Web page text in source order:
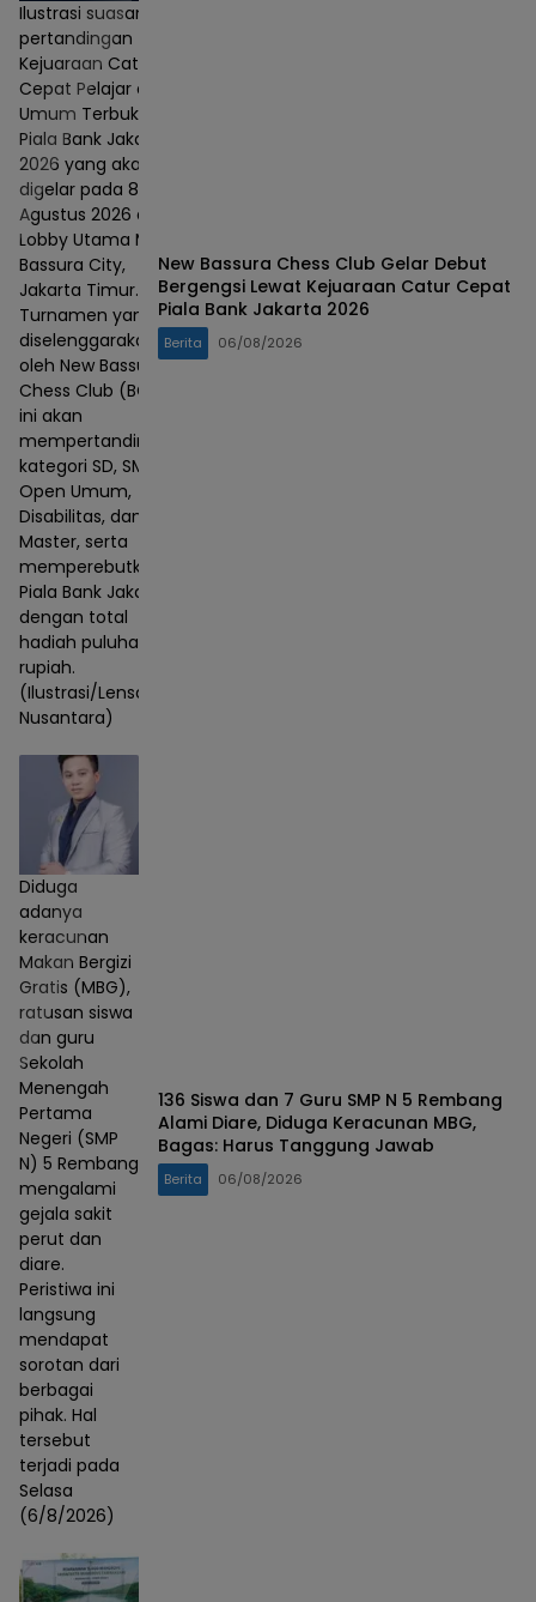
Ilustrasi suasana
pertandingan
Kejuaraan Catur
Cepat Pelajar dan
Umum Terbuka
Piala Bank Jakarta
2026 yang akan
digelar pada 8–9
Agustus 2026 di
Lobby Utama Mall
Bassura City,
Jakarta Timur.
Turnamen yang
diselenggarakan
oleh New Bassura
Chess Club (BCC)
ini akan
mempertandingkan
kategori SD, SMP,
Open Umum,
Disabilitas, dan
Master, serta
memperebutkan
Piala Bank Jakarta
dengan total
hadiah puluhan juta
rupiah.
(Ilustrasi/Lensa
Nusantara)
New Bassura Chess Club Gelar Debut
Bergengsi Lewat Kejuaraan Catur Cepat
Piala Bank Jakarta 2026
Berita 06/08/2026
Diduga
adanya
keracunan
Makan Bergizi
Gratis (MBG),
ratusan siswa
dan guru
Sekolah
Menengah
Pertama
Negeri (SMP
N) 5 Rembang
mengalami
gejala sakit
perut dan
diare.
Peristiwa ini
langsung
mendapat
sorotan dari
berbagai
pihak. Hal
tersebut
terjadi pada
Selasa
(6/8/2026)
136 Siswa dan 7 Guru SMP N 5 Rembang
Alami Diare, Diduga Keracunan MBG,
Bagas: Harus Tanggung Jawab
Berita 06/08/2026